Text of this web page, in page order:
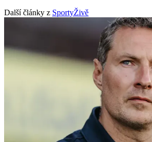
Další články z SportyŽivě